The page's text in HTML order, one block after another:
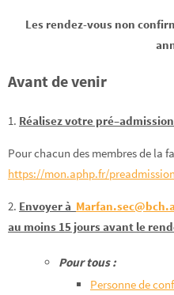
Les rendez-vous non
Avant de venir
1. Réalisez votre
Pour chacun des membres de la
https://mon.aphp.fr/preadmission
2. Envoyer à
au moins 15 jours avant le
Pour tous :
Personne de